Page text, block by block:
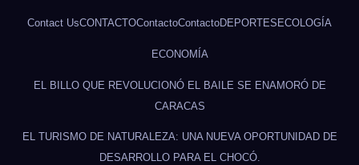
Contact UsCONTACTOContactoContactoDEPORTES ECOLOGÍA
ECONOMÍA
EL BILLO QUE REVOLUCIONÓ EL BAILE SE ENAMORÓ DE
CARACAS
EL TURISMO DE NATURALEZA: UNA NUEVA OPORTUNIDAD DE
DESARROLLO PARA EL CHOCÓ.